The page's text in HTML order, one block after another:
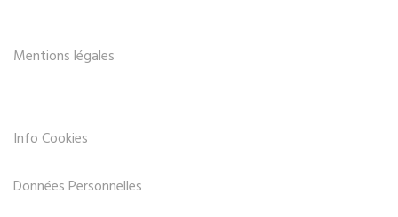
Mentions légales
Info Cookies
Données Personnelles